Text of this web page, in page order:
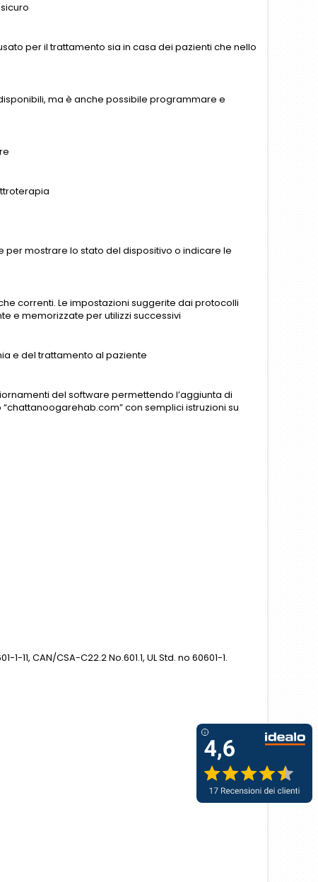
per il trattamento sia in casa dei pazienti che nello
ma è anche possibile programmare e
per mostrare lo stato del dispositivo o indicare le
correnti. Le impostazioni suggerite dai protocolli
e memorizzate per utilizzi successivi
e del trattamento al paziente
del software permettendo l’aggiunta di
con semplici istruzioni su
CAN/CSA-C22.2 No.601.1, UL Std. no 60601-1.